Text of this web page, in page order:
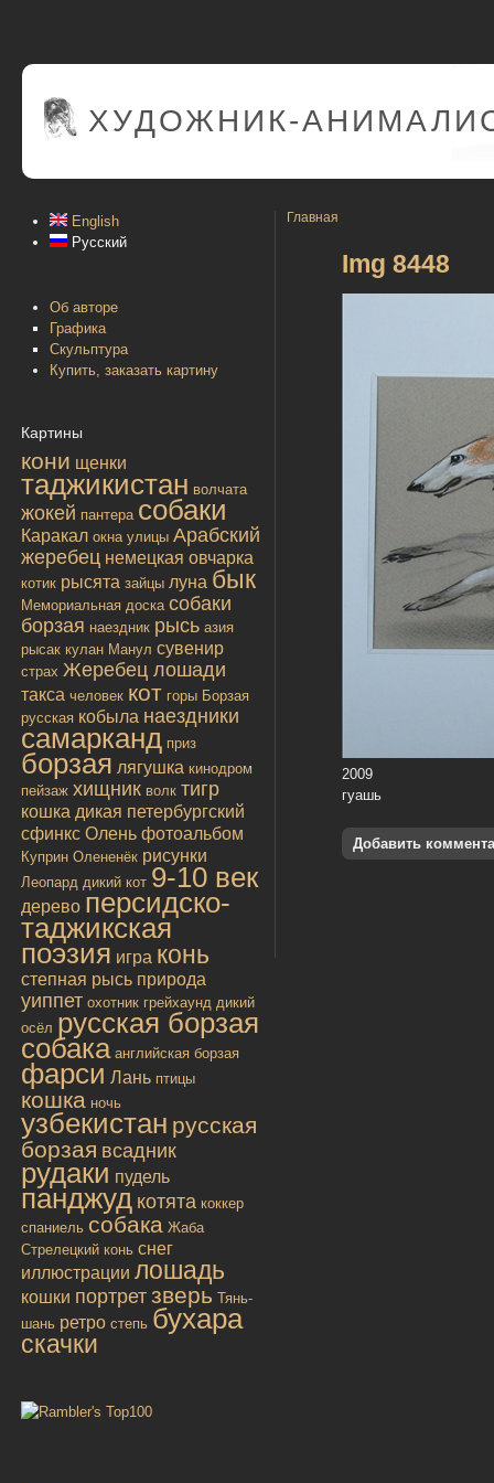
ХУДОЖНИК-
English
Русский
Об авторе
Графика
Скульптура
Купить, заказать картину
Картины
кони щенки
таджикистан волчата
жокей пантера собаки
Каракал окна улицы Арабский
жеребец немецкая овчарка
котик рысята зайцы луна бык
Мемориальная доска собаки
борзая наездник рысь азия
рысак кулан Манул сувенир
страх Жеребец лошади
такса человек кот горы Борзая
русская кобыла наездники
самарканд приз
борзая лягушка кинодром
пейзаж хищник волк тигр
кошка дикая петербургский
сфинкс Олень фотоальбом
Куприн Олененёк рисунки
Леопард дикий кот 9-10 век
дерево персидско-
таджикская
поэзия игра конь
степная рысь природа
уиппет охотник грейхаунд дикий
осёл русская борзая
собака английская борзая
фарси Лань птицы
кошка ночь
узбекистан русская
борзая всадник
рудаки пудель
панджуд котята коккер
спаниель собака Жаба
Стрелецкий конь снег
иллюстрации лошадь
кошки портрет зверь Тянь-
шань ретро степь бухара
скачки
Главная
Img 8448
2009
гуашь
Добавить